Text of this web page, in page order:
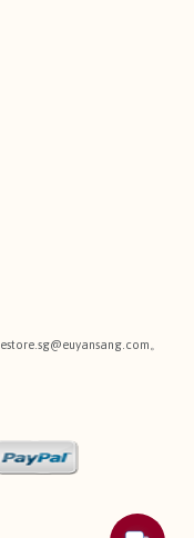
estore.sg@euyansang.com